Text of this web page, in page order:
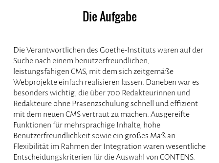
Die Aufgabe
Die Verantwortlichen des Goethe-Instituts waren auf der
Suche nach einem benutzerfreundlichen,
leistungsfähigen CMS, mit dem sich zeitgemäße
Webprojekte einfach realisieren lassen. Daneben war es
besonders wichtig, die über 700 Redakteurinnen und
Redakteure ohne Präsenzschulung schnell und effizient
mit dem neuen CMS vertraut zu machen. Ausgereifte
Funktionen für mehrsprachige Inhalte, hohe
Benutzerfreundlichkeit sowie ein großes Maß an
Flexibilität im Rahmen der Integration waren wesentliche
Entscheidungskriterien für die Auswahl von CONTENS.